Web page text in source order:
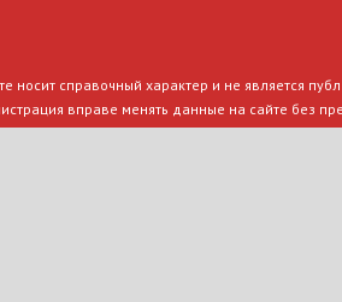
носит справочный характер и не является
вправе менять данные на сайте без